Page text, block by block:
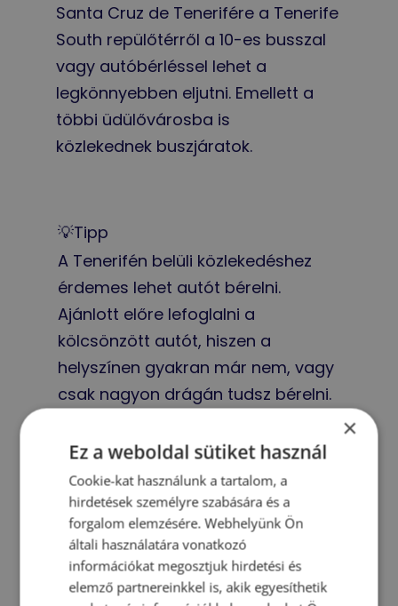
Santa Cruz de Tenerifére a Tenerife
South repülőtérről a 10-es busszal
vagy autóbérléssel lehet a
legkönnyebben eljutni. Emellett a
többi üdülővárosba is
közlekednek buszjáratok.
💡Tipp
A Tenerifén belüli közlekedéshez
érdemes lehet autót bérelni.
Ajánlott előre lefoglalni a
kölcsönzött autót, hiszen a
helyszínen gyakran már nem, vagy
csak nagyon drágán tudsz bérelni.
Ne bajlódj a repülőgép járatok
összehasonlításával!Segítünk
megtalálni a legjobb ajánlatokat
egész évben. Akár a megbízható
×
Ez a weboldal sütiket használ
Cookie-kat használunk a tartalom, a
hirdetések személyre szabására és a
forgalom elemzésére. Webhelyünk Ön
általi használatára vonatkozó
információkat megosztjuk hirdetési és
elemző partnereinkkel is, akik egyesíthetik